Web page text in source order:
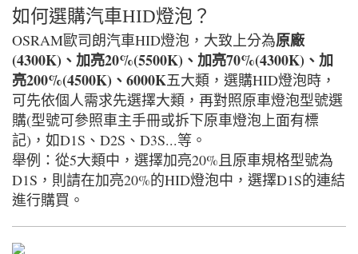
如何選購汽車HID燈泡？
OSRAM歐司朗汽車HID燈泡，大致上分為原廠
(4300K)、加亮20%(5500K)、加亮70%(4300K)、加
亮200%(4500K)、6000K五大類，選購HID燈泡時，
可先依個人需求先選擇大類，再對照原車燈泡型號選
購(型號可參照車主手冊或拆下原車燈泡上面有標
記)，如D1S、D2S、D3S...等。
舉例：從5大類中，選擇加亮20%且原車規格型號為
D1S，則請在加亮20%的HID燈泡中，選擇D1S的連結
進行購買。